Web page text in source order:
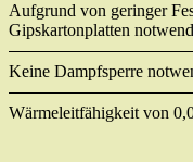
Aufgrund von geringer
Gipskartonplatten
Keine Dampfsperre
Wärmeleitfähigkeit von